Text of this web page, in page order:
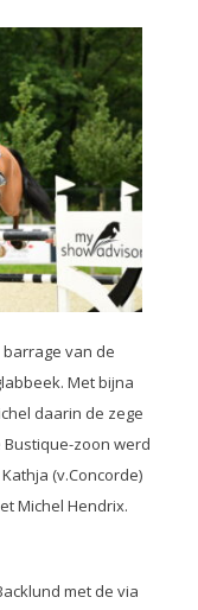
van de
Met bijna
daarin de zege
Bustique-zoon werd
(v.Concorde)
Michel Hendrix.
met de via